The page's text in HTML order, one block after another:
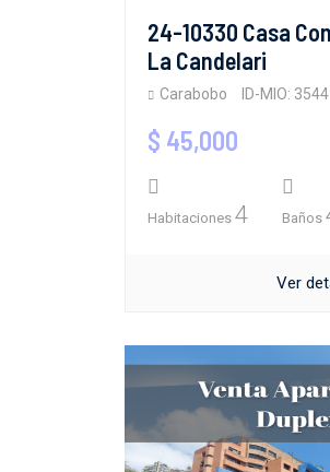
24-10330 Casa
La Candelari
Carabobo ID-MIO: 3544
$ 45,000
Habitaciones 4 Baños
Ver